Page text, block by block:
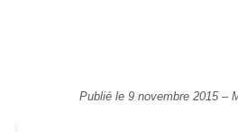
Publié le 9 novembre 2015 –